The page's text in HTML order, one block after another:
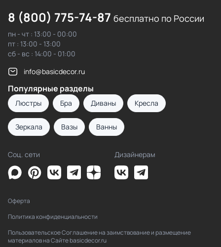
8 (800) 775-74-87 бесплатно по России
пн - чт : 13:00 - 00:00
пт : 13:00 - 13:00
сб - вс : 14:00 - 01:00
info@basicdecor.ru
Популярные разделы
Люстры Бра Диваны Кресла
Зеркала Вазы Ванны
Соц. сети Дизайнерам
Оферта
Политика конфиденциальности
Пользовательское Соглашение на заимствование и размещение
материалов на Сайте basicdecor.ru